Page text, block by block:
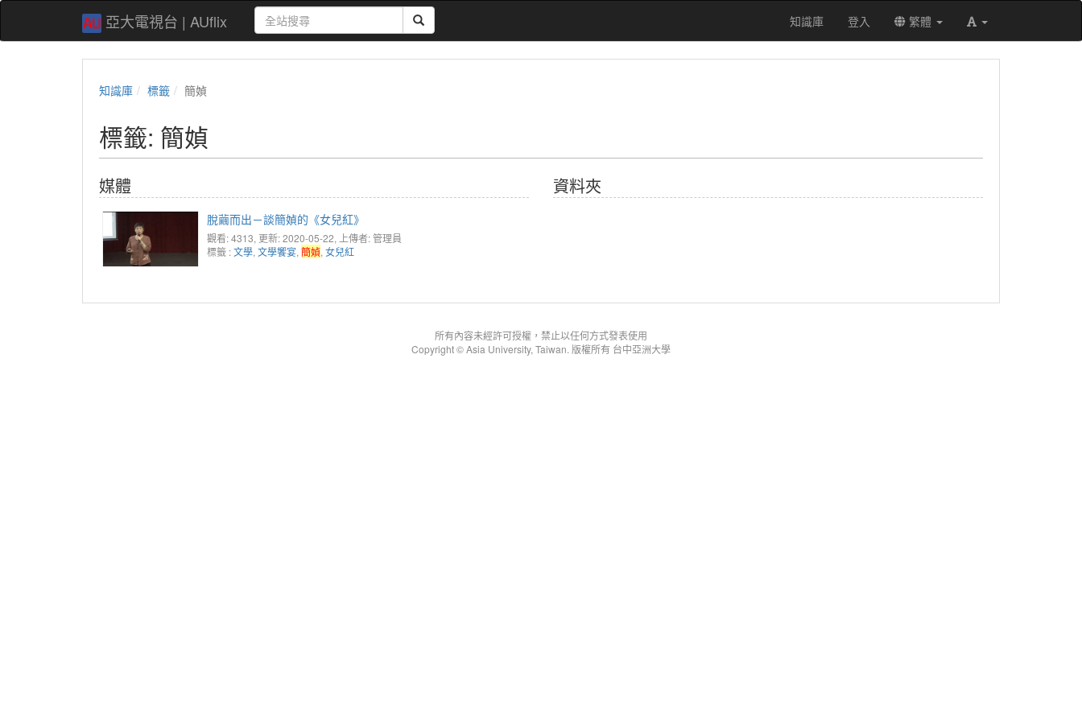
亞大電視台 | AUflix 知識庫 登入 繁體
知識庫 標籤 簡媜
標籤: 簡媜
媒體
脫繭而出－談簡媜的《女兒紅》
觀看: 4313, 更新: 2020-05-22, 上傳者: 管理員
標籤 :文學, 文學饗宴, 簡媜, 女兒紅
資料夾
所有內容未經許可授權，禁止以任何方式發表使用
Copyright © Asia University, Taiwan. 版權所有 台中亞洲大學